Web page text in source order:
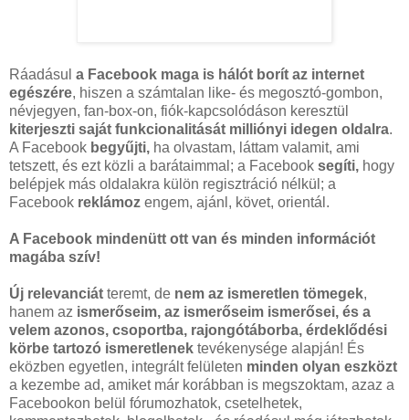
Ráadásul a Facebook maga is hálót borít az internet
egészére, hiszen a számtalan like- és megosztó-gombon,
névjegyen, fan-box-on, fiók-kapcsolódáson keresztül
kiterjeszti saját funkcionalitását milliónyi idegen oldalra.
A Facebook begyűjti, ha olvastam, láttam valamit, ami
tetszett, és ezt közli a barátaimmal; a Facebook segíti, hogy
belépjek más oldalakra külön regisztráció nélkül; a
Facebook reklámoz engem, ajánl, követ, orientál.
A Facebook mindenütt ott van és minden információt
magába szív!
Új relevanciát teremt, de nem az ismeretlen tömegek,
hanem az ismerőseim, az ismerőseim ismerősei, és a
velem azonos, csoportba, rajongótáborba, érdeklődési
körbe tartozó ismeretlenek tevékenysége alapján! És
eközben egyetlen, integrált felületen minden olyan eszközt
a kezembe ad, amiket már korábban is megszoktam, azaz a
Facebookon belül fórumozhatok, csetelhetek,